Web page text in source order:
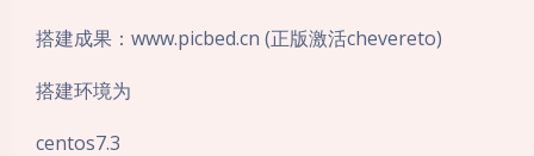
搭建成果：www.picbed.cn (正版激活chevereto)
搭建环境为
centos7.3